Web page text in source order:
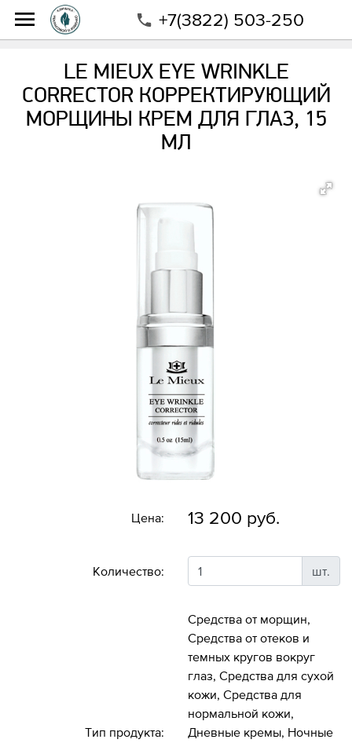
+7(3822) 503-250
Le Mieux Eye Wrinkle Corrector Корректирующий
морщины крем для глаз, 15 мл
LE MIEUX EYE WRINKLE
CORRECTOR КОРРЕКТИРУЮЩИЙ
МОРЩИНЫ КРЕМ ДЛЯ ГЛАЗ, 15
МЛ
Цена: 13 200 руб.
Количество: шт.
Тип продукта:
Средства от морщин,
Средства от отеков и
темных кругов вокруг
глаз, Средства для сухой
кожи, Средства для
нормальной кожи,
Дневные кремы, Ночные